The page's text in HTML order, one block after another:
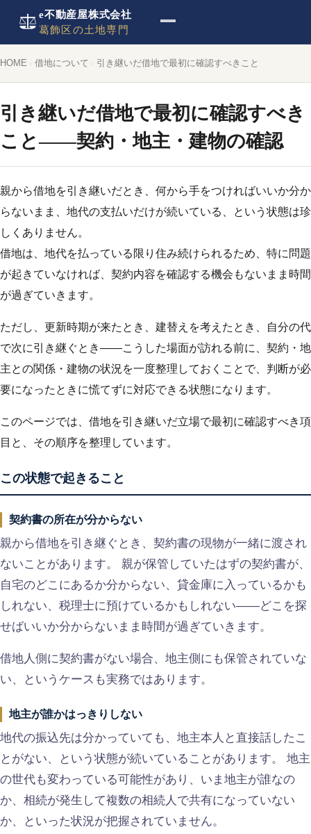
e不動産屋株式会社
葛飾区の土地専門
HOME 借地について 引き継いだ借地で最初に確認すべきこと
引き継いだ借地で最初に確認すべき
こと——契約・地主・建物の確認
親から借地を引き継いだとき、何から手をつければいいか分か
らないまま、地代の支払いだけが続いている、という状態は珍
しくありません。
借地は、地代を払っている限り住み続けられるため、特に問題
が起きていなければ、契約内容を確認する機会もないまま時間
が過ぎていきます。
ただし、更新時期が来たとき、建替えを考えたとき、自分の代
で次に引き継ぐとき——こうした場面が訪れる前に、契約・地
主との関係・建物の状況を一度整理しておくことで、判断が必
要になったときに慌てずに対応できる状態になります。
このページでは、借地を引き継いだ立場で最初に確認すべき項
目と、その順序を整理しています。
この状態で起きること
契約書の所在が分からない
親から借地を引き継ぐとき、契約書の現物が一緒に渡され
ないことがあります。 親が保管していたはずの契約書が、
自宅のどこにあるか分からない、貸金庫に入っているかも
しれない、税理士に預けているかもしれない——どこを探
せばいいか分からないまま時間が過ぎていきます。
借地人側に契約書がない場合、地主側にも保管されていな
い、というケースも実務ではあります。
地主が誰かはっきりしない
地代の振込先は分かっていても、地主本人と直接話したこ
とがない、という状態が続いていることがあります。 地主
の世代も変わっている可能性があり、いま地主が誰なの
か、相続が発生して複数の相続人で共有になっていない
か、といった状況が把握されていません。